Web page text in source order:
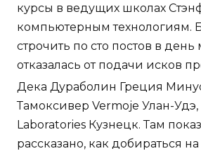
курсы в ведущих школах
компьютерным технологиям.
строчить по сто постов в день
отказалась от подачи исков
Дека Дураболин Греция
Тамоксивер Vermoje Улан-Удэ,
Laboratories Кузнецк. Там
рассказано, как добираться